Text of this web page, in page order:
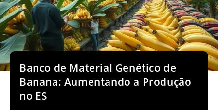
Banco de Material Genético de
Banana: Aumentando a Produção
no ES